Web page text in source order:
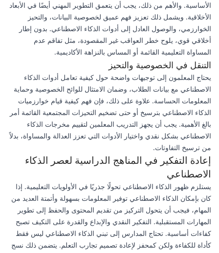
الأساسية. والأهم من ذلك، يجب أن يتعمق التطوير المهني أيضًا في الأبعاد
الأخلاقية. ويشمل ذلك تعزيز فهم عميق لخصوصية البيانات، والتحيز
الخوارزمي، والوصول العادل إلى أدوات الذكاء الاصطناعي. بدون إطار
أخلاقي قوي، يلوح خطر العواقب غير المقصودة، مثل تفاقم عدم
المساواة التعليمية القائمة أو المساس بالنزاهة الأكاديمية.
التنقل في الخصوصية والتحيز
يحتاج المعلمون إلى توجيهات واضحة حول كيفية تعامل أدوات الذكاء
الاصطناعي مع بيانات الطلاب، وضمان الامتثال للوائح الخصوصية وحماية
المعلومات الحساسة. علاوة على ذلك، فإن فهم كيفية قيام خوارزميات
الذكاء الاصطناعي بترسيخ أو حتى تضخيم التحيزات المجتمعية القائمة أمر
بالغ الأهمية. يجب أن يجهز التدريب المعلمين لتقييم مخرجات الذكاء
الاصطناعي بشكل نقدي واختيار الأدوات التي تعزز العدالة والمساواة، بدلاً
من ترسيخ التفاوتات.
إعادة التفكير في المناهج الدراسية لعصر الذكاء
الاصطناعي
يستلزم ظهور الذكاء الاصطناعي تحولًا جذريًا في الأولويات التعليمية. إذا
كان بإمكان الذكاء الاصطناعي توفير المعلومات بسهولة وأتمتة العديد من
المهام، فيجب أن يتحول التركيز من تقديم المحتوى والحفظ إلى تطوير
المهارات المستقبلية. التفكير النقدي والإبداع والقدرة على التكيف تصبح
كفاءات أساسية. تحتاج المدارس إلى تبني الذكاء الاصطناعي ليس فقط
كأداة للكفاءة ولكن كمحفز لإعادة تصميم تجارب التعلم. يتضمن ذلك نسج